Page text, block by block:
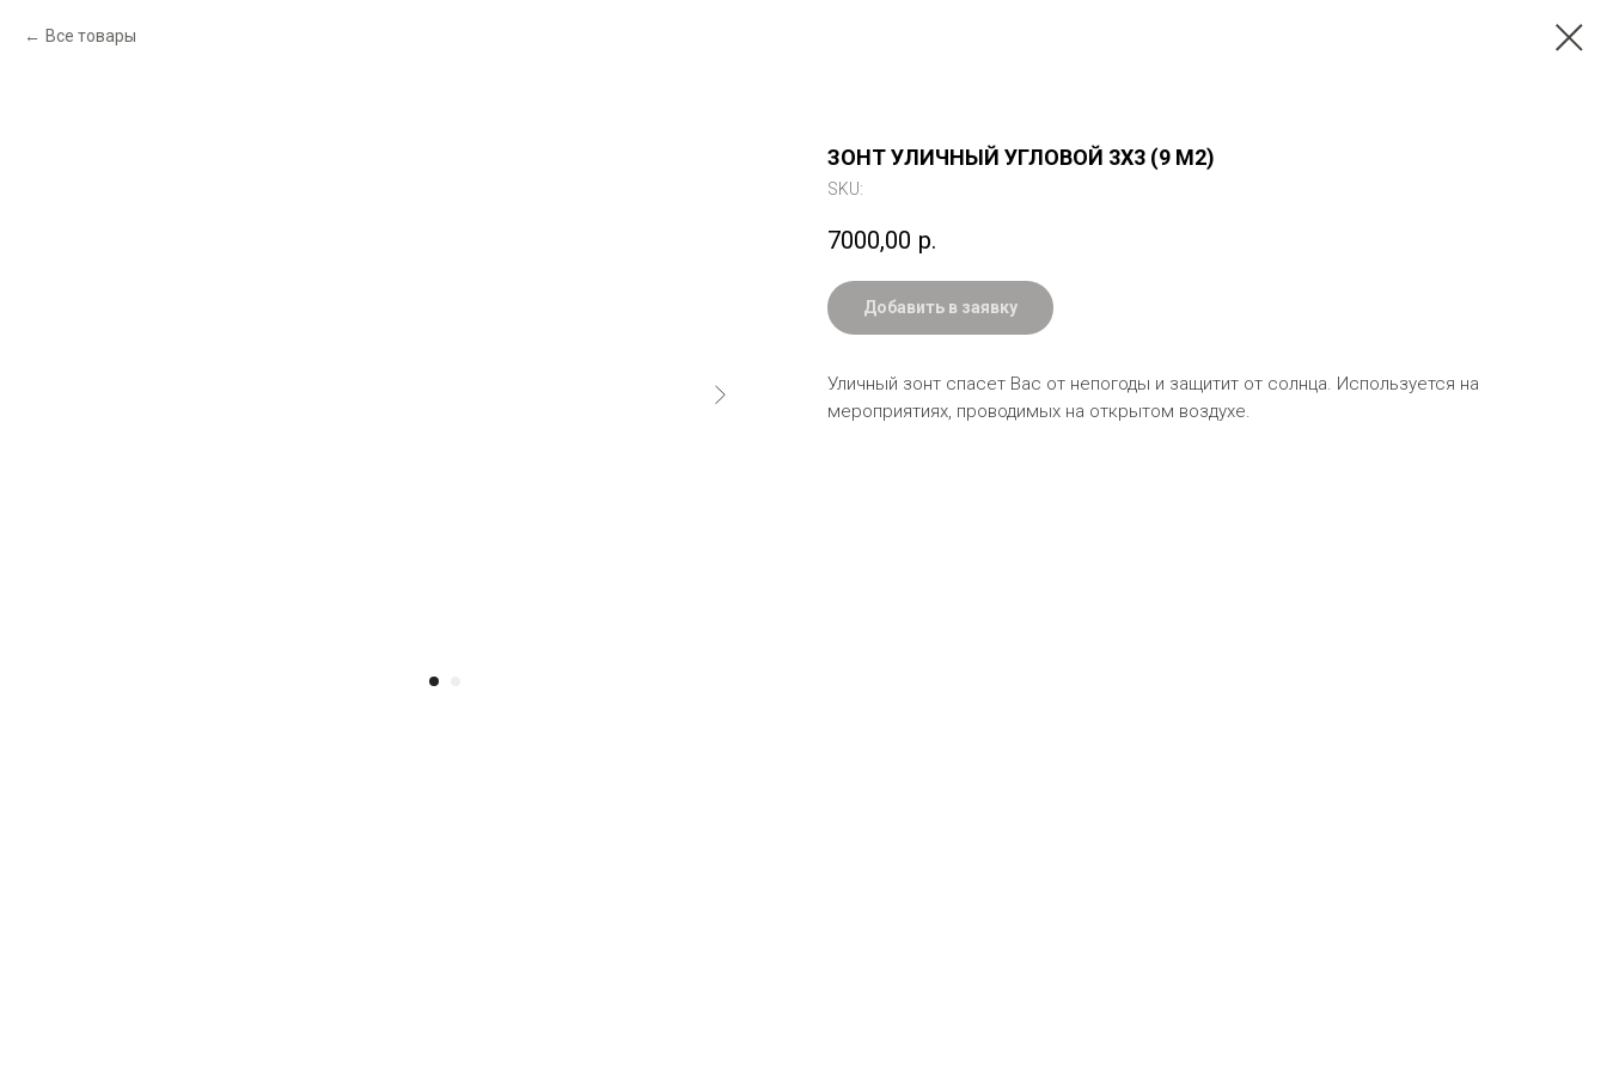
Все товары
ЗОНТ УЛИЧНЫЙ УГЛОВОЙ 3Х3 (9 М2)
SKU:
7000,00 р.
Добавить в заявку
Уличный зонт спасет Вас от непогоды и защитит от солнца. Используется на
мероприятиях, проводимых на открытом воздухе.